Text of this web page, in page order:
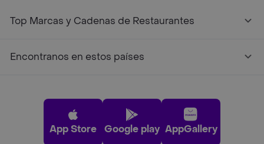
Top Marcas y Cadenas de Restaurantes
Encontranos en estos países
App Store Google play AppGallery